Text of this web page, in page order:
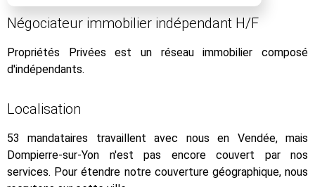
Négociateur immobilier indépendant H/F
Propriétés Privées est un réseau immobilier composé
d'indépendants.
Localisation
53 mandataires travaillent avec nous en Vendée, mais
Dompierre-sur-Yon n'est pas encore couvert par nos
services. Pour étendre notre couverture géographique, nous